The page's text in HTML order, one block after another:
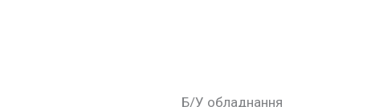
Б/У обладнання